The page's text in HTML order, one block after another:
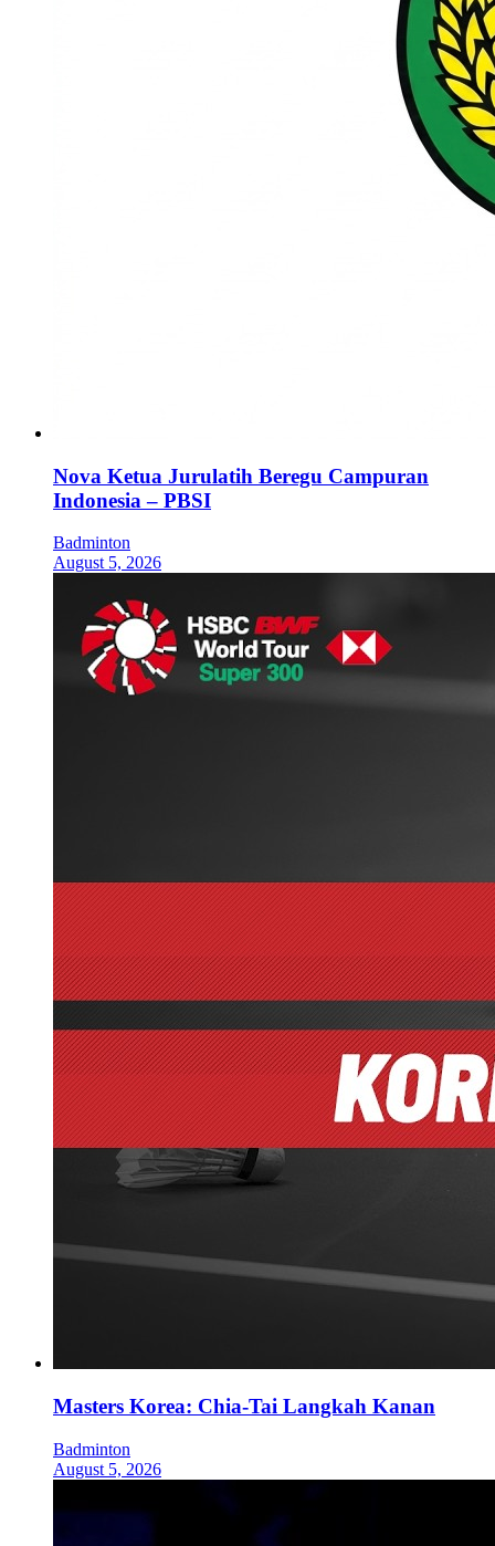
Nova Ketua Jurulatih Beregu Campuran
Indonesia – PBSI
Badminton
August 5, 2026
Masters Korea: Chia-Tai Langkah Kanan
Badminton
August 5, 2026